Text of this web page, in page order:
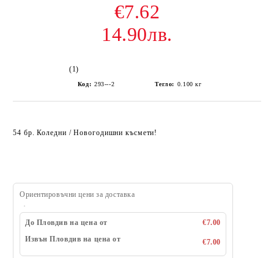
€7.62
14.90лв.
(1)
Код: 293---2 Тегло: 0.100 кг
54 бр. Коледни / Новогодишни късмети!
Ориентировъчни цени за доставка
До Пловдив на цена от
€7.00
Извън Пловдив на цена от
€7.00